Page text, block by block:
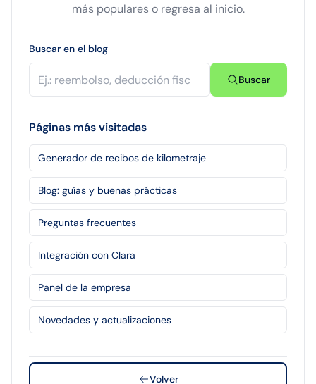
más populares o regresa al inicio.
Buscar en el blog
Buscar
Páginas más visitadas
Generador de recibos de kilometraje
Blog: guías y buenas prácticas
Preguntas frecuentes
Integración con Clara
Panel de la empresa
Novedades y actualizaciones
Volver